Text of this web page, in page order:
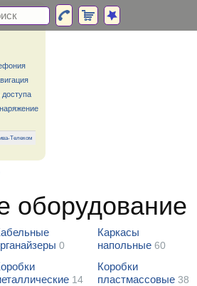
Телеком
оборудование
0
Каркасы
напольные 60
14
Коробки
пластмассовые 38